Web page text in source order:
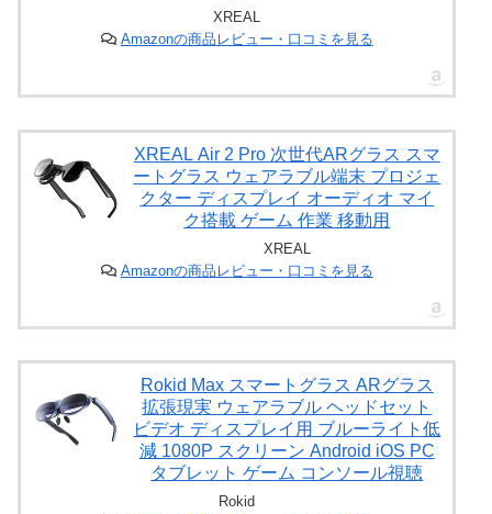
XREAL
Amazonの商品レビュー・口コミを見る
XREAL Air 2 Pro 次世代ARグラス スマ
ートグラス ウェアラブル端末 プロジェ
クター ディスプレイ オーディオ マイ
ク搭載 ゲーム 作業 移動用
XREAL
Amazonの商品レビュー・口コミを見る
Rokid Max スマートグラス ARグラス
拡張現実 ウェアラブル ヘッドセット
ビデオ ディスプレイ用 ブルーライト低
減 1080P スクリーン Android iOS PC
タブレット ゲーム コンソール視聴
Rokid